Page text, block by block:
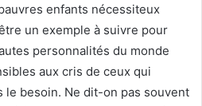
enfants nécessiteux
un exemple à suivre pour
personnalités du monde
aux cris de ceux qui
le besoin. Ne dit-on pas souvent